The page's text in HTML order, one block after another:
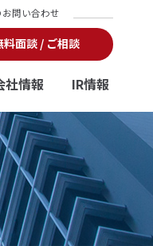
問い合わせ
料面談 / ご相談
社情報 IR情報